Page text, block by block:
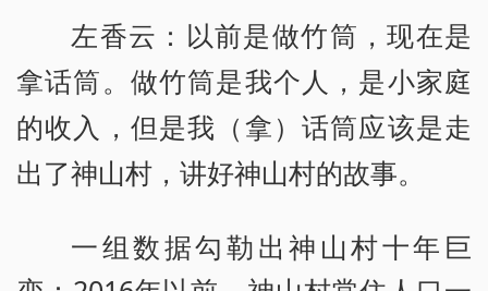
左香云：以前是做竹筒，现在是
拿话筒。做竹筒是我个人，是小家庭
的收入，但是我（拿）话筒应该是走
出了神山村，讲好神山村的故事。
一组数据勾勒出神山村十年巨